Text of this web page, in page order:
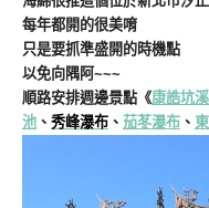
每年都開的很美唷
只是要抓準盛開的時機點
以免向隅阿~~~
順路安排週邊景點《康誥坑
池 、 秀峰瀑布 、 茄苳瀑布 、